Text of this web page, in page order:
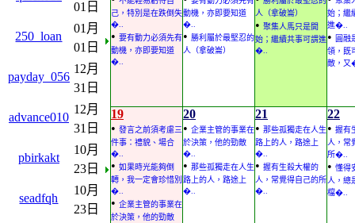
01日
250_loan
01月
01日
payday_056
12月
31日
advance010
12月
31日
pbirkakt
10月
23日
seadfqh
10月
23日
己，特別是在跌倒失
�..
• 要有動力必須先有
動機，亦即要知道
�..
動機，亦即要知道
�..
• 勝利屬於最堅忍的
人（拿破崙）
人（拿破崙）
• 聚集人馬只是開
始；繼續共事可謂進
�..
始；繼
進�..
•
圓融
領，既
敵，
19
• 發言之前須考慮三
件事：禮貌、場合
�..
• 如果時光能夠倒
轉，我一定會珍惜別
�..
• 企業主管的事業在
於決策，他的勁敵
20
• 企業主管的事業在
於決策，他的勁敵
�..
• 那些孤獨走在人生
路上的人，路途上
�..
21
• 那些孤獨走在人生
路上的人，路途上
�..
• 握有生殺大權的
人，常覺得自己的所
�..
22
• 握有
人，常
所�..
• 懂得
人，總
檔�..